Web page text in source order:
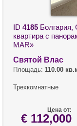
ID 4185 Болгария,
квартира с
MAR»
Святой Влас
Площадь: 110.00
Трехкомнатные
Цена от:
€ 112,000